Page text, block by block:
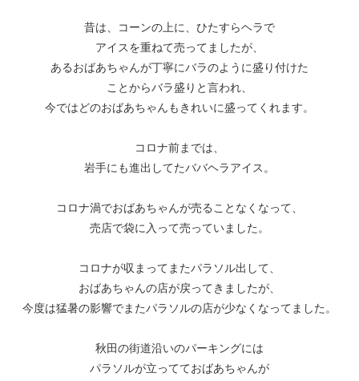
昔は、コーンの上に、ひたすらヘラで
アイスを重ねて売ってましたが、
あるおばあちゃんが丁寧にバラのように盛り付けた
ことからバラ盛りと言われ、
今ではどのおばあちゃんもきれいに盛ってくれます。
コロナ前までは、
岩手にも進出してたババヘラアイス。
コロナ渦でおばあちゃんが売ることなくなって、
売店で袋に入って売っていました。
コロナが収まってまたパラソル出して、
おばあちゃんの店が戻ってきましたが、
今度は猛暑の影響でまたパラソルの店が少なくなってました。
秋田の街道沿いのパーキングには
パラソルが立ってておばあちゃんが